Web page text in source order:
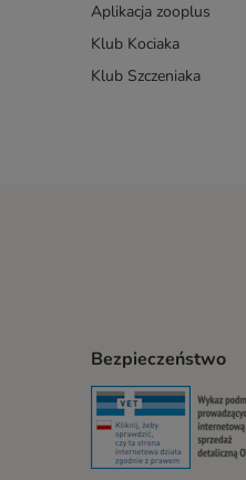
Aplikacja zooplus
Klub Kociaka
Klub Szczeniaka
Bezpieczeństwo
Security